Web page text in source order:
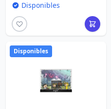
Disponibles
Disponibles